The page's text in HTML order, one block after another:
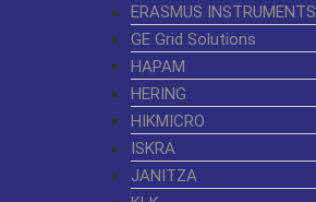
ERASMUS INSTRUMENTS
GE Grid Solutions
HAPAM
HERING
HIKMICRO
ISKRA
JANITZA